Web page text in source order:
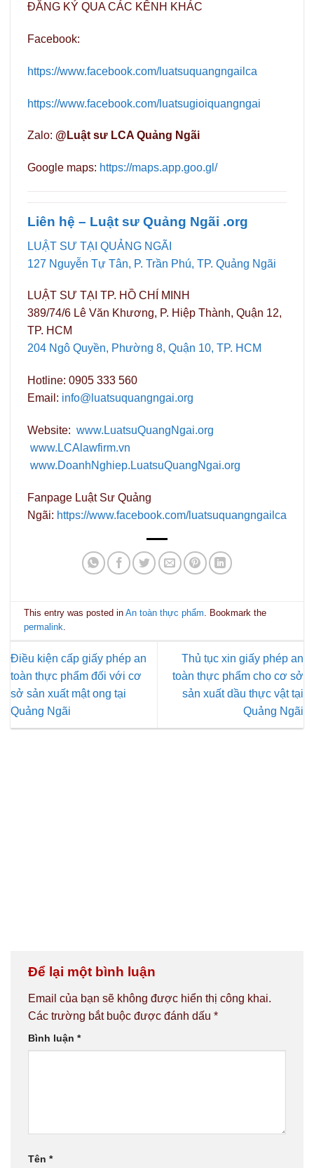
ĐĂNG KÝ QUA CÁC KÊNH KHÁC
Facebook:
https://www.facebook.com/luatsuquangngailca
https://www.facebook.com/luatsugioiquangngai
Zalo: @Luật sư LCA Quảng Ngãi
Google maps: https://maps.app.goo.gl/
Liên hệ – Luật sư Quảng Ngãi .org
LUẬT SƯ TẠI QUẢNG NGÃI
127 Nguyễn Tự Tân, P. Trần Phú, TP. Quảng Ngãi
LUẬT SƯ TẠI TP. HỒ CHÍ MINH
389/74/6 Lê Văn Khương, P. Hiệp Thành, Quận 12,
TP. HCM
204 Ngô Quyền, Phường 8, Quận 10, TP. HCM
Hotline: 0905 333 560
Email: info@luatsuquangngai.org
Website: www.LuatsuQuangNgai.org
www.LCAlawfirm.vn
www.DoanhNghiep.LuatsuQuangNgai.org
Fanpage Luật Sư Quảng
Ngãi: https://www.facebook.com/luatsuquangngailca
This entry was posted inAn toàn thực phẩm. Bookmark the
permalink.
Điều kiện cấp giấy phép an
toàn thực phẩm đối với cơ
sở sản xuất mật ong tại
Quảng Ngãi
Thủ tục xin giấy phép an
toàn thực phẩm cho cơ sở
sản xuất dầu thực vật tại
Quảng Ngãi
Để lại một bình luận
Email của bạn sẽ không được hiển thị công khai.
Các trường bắt buộc được đánh dấu *
Bình luận *
Tên *